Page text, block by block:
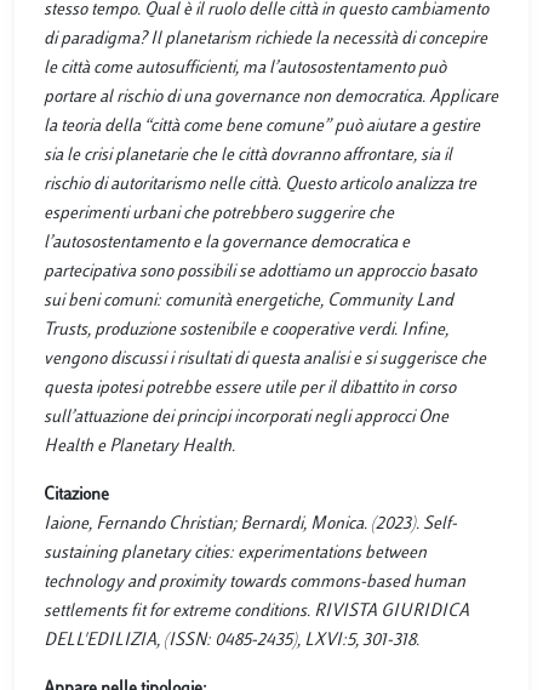
stesso tempo. Qual è il ruolo delle città in questo cambiamento
di paradigma? Il planetarism richiede la necessità di concepire
le città come autosufficienti, ma l’autosostentamento può
portare al rischio di una governance non democratica. Applicare
la teoria della “città come bene comune” può aiutare a gestire
sia le crisi planetarie che le città dovranno affrontare, sia il
rischio di autoritarismo nelle città. Questo articolo analizza tre
esperimenti urbani che potrebbero suggerire che
l’autosostentamento e la governance democratica e
partecipativa sono possibili se adottiamo un approccio basato
sui beni comuni: comunità energetiche, Community Land
Trusts, produzione sostenibile e cooperative verdi. Infine,
vengono discussi i risultati di questa analisi e si suggerisce che
questa ipotesi potrebbe essere utile per il dibattito in corso
sull’attuazione dei principi incorporati negli approcci One
Health e Planetary Health.
Citazione
Iaione, Fernando Christian; Bernardi, Monica. (2023). Self-
sustaining planetary cities: experimentations between
technology and proximity towards commons-based human
settlements fit for extreme conditions. RIVISTA GIURIDICA
DELL'EDILIZIA, (ISSN: 0485-2435), LXVI:5, 301-318.